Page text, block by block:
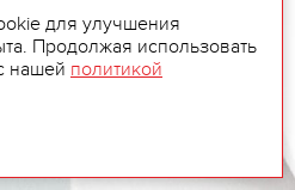
для улучшения
Продолжая использовать
нашей политикой